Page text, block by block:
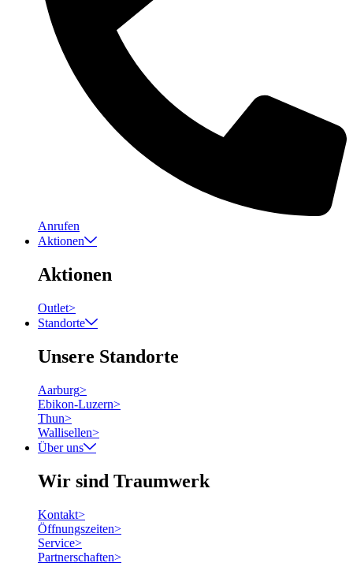
Anrufen
Aktionen
Aktionen
Outlet>
Standorte
Unsere Standorte
Aarburg>
Ebikon-Luzern>
Thun>
Wallisellen>
Über uns
Wir sind Traumwerk
Kontakt>
Öffnungszeiten>
Service>
Partnerschaften>